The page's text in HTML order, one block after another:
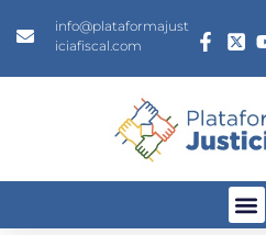
info@plataformajust
iciafiscal.com